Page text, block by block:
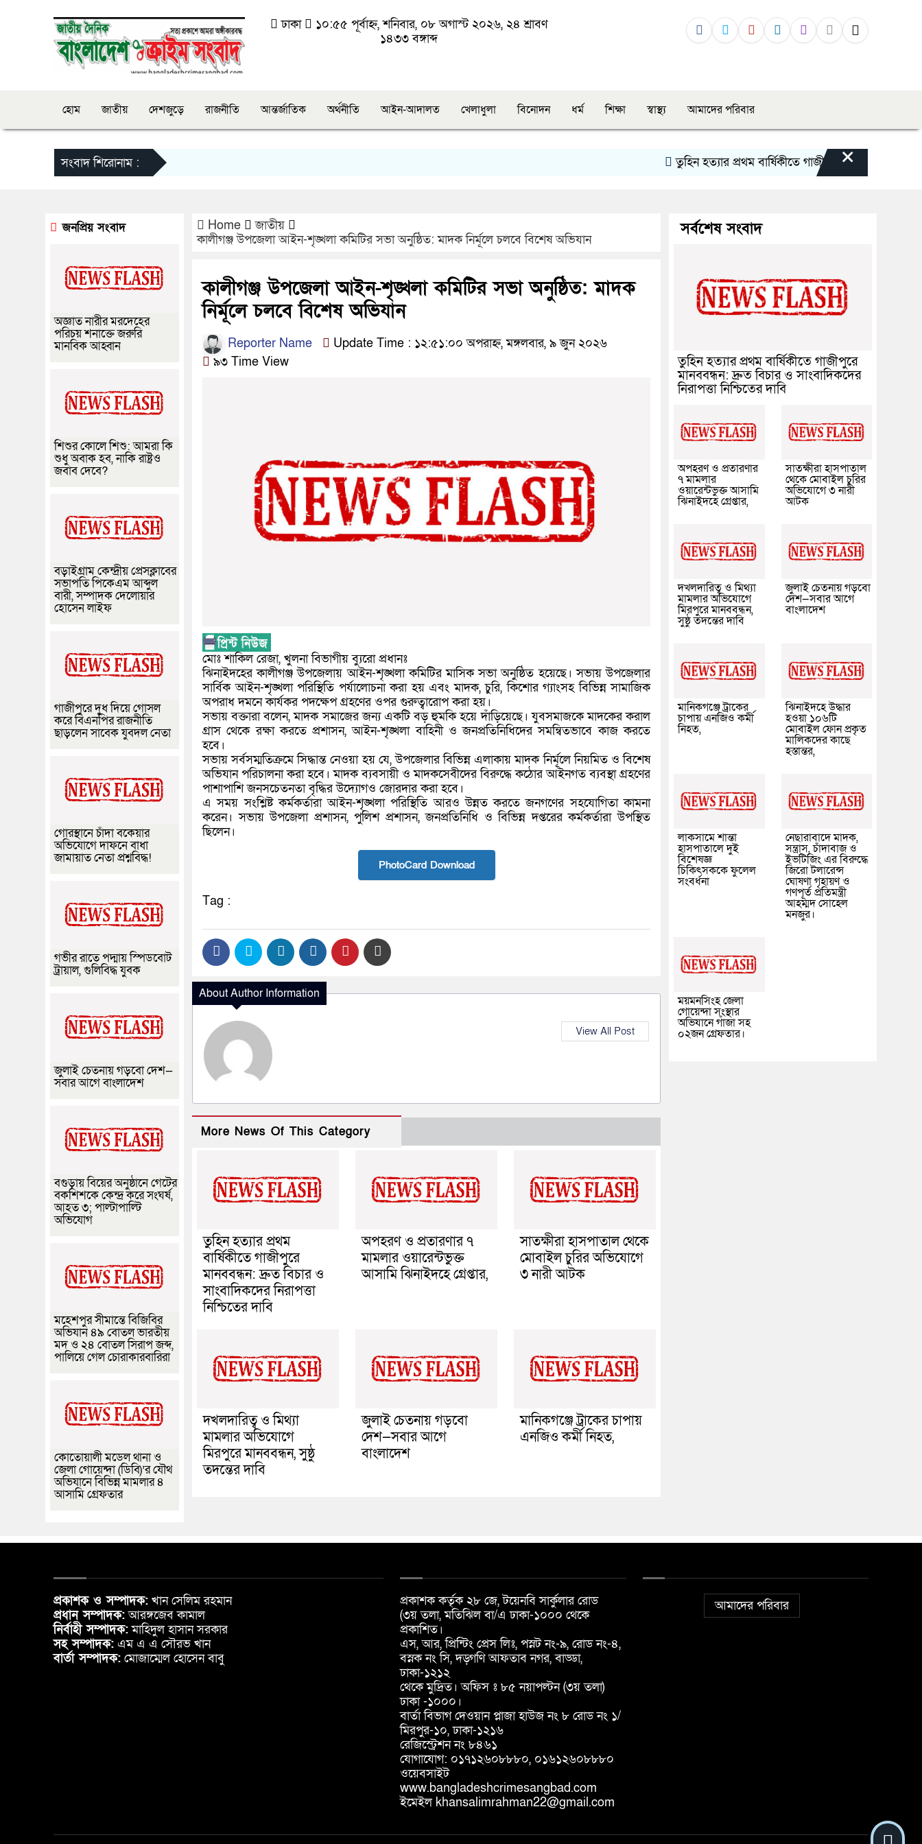
ঢাকা
১০:৫৫ পূর্বাহ্ন, শনিবার, ০৮ অগাস্ট ২০২৬, ২৪ শ্রাবণ
১৪৩৩ বঙ্গাব্দ
হোম জাতীয় দেশজুড়ে রাজনীতি আন্তর্জাতিক অর্থনীতি আইন-আদালত খেলাধুলা বিনোদন ধর্ম শিক্ষা স্বাস্থ্য আমাদের পরিবার
সংবাদ শিরোনাম : তুহিন হত্যার প্রথম বার্ষিকীতে গাজীপুরে মানববন্ধন: দ্রুত বিচার
×
Home
জাতীয়
কালীগঞ্জ উপজেলা আইন-শৃঙ্খলা কমিটির সভা অনুষ্ঠিত: মাদক নির্মূলে চলবে বিশেষ অভিযান
কালীগঞ্জ উপজেলা আইন-শৃঙ্খলা কমিটির সভা অনুষ্ঠিত: মাদক
নির্মূলে চলবে বিশেষ অভিযান
Reporter Name
Update Time : ১২:৫১:০০ অপরাহ্ন, মঙ্গলবার, ৯ জুন ২০২৬
৯৩ Time View
মোঃ শাকিল রেজা, খুলনা বিভাগীয় ব্যুরো প্রধানঃ
ঝিনাইদহের কালীগঞ্জ উপজেলায় আইন-শৃঙ্খলা কমিটির মাসিক সভা অনুষ্ঠিত হয়েছে। সভায় উপজেলার
সার্বিক আইন-শৃঙ্খলা পরিস্থিতি পর্যালোচনা করা হয় এবং মাদক, চুরি, কিশোর গ্যাংসহ বিভিন্ন সামাজিক
অপরাধ দমনে কার্যকর পদক্ষেপ গ্রহণের ওপর গুরুত্বারোপ করা হয়।
সভায় বক্তারা বলেন, মাদক সমাজের জন্য একটি বড় হুমকি হয়ে দাঁড়িয়েছে। যুবসমাজকে মাদকের করাল
গ্রাস থেকে রক্ষা করতে প্রশাসন, আইন-শৃঙ্খলা বাহিনী ও জনপ্রতিনিধিদের সমন্বিতভাবে কাজ করতে
হবে।
সভায় সর্বসম্মতিক্রমে সিদ্ধান্ত নেওয়া হয় যে, উপজেলার বিভিন্ন এলাকায় মাদক নির্মূলে নিয়মিত ও বিশেষ
অভিযান পরিচালনা করা হবে। মাদক ব্যবসায়ী ও মাদকসেবীদের বিরুদ্ধে কঠোর আইনগত ব্যবস্থা গ্রহণের
পাশাপাশি জনসচেতনতা বৃদ্ধির উদ্যোগও জোরদার করা হবে।
এ সময় সংশ্লিষ্ট কর্মকর্তারা আইন-শৃঙ্খলা পরিস্থিতি আরও উন্নত করতে জনগণের সহযোগিতা কামনা
করেন। সভায় উপজেলা প্রশাসন, পুলিশ প্রশাসন, জনপ্রতিনিধি ও বিভিন্ন দপ্তরের কর্মকর্তারা উপস্থিত
ছিলেন।
PhotoCard Download
Tag :
About Author Information
View All Post
More News Of This Category
তুহিন হত্যার প্রথম
বার্ষিকীতে গাজীপুরে
মানববন্ধন: দ্রুত বিচার ও
সাংবাদিকদের নিরাপত্তা
নিশ্চিতের দাবি
অপহরণ ও প্রতারণার ৭
মামলার ওয়ারেন্টভুক্ত
আসামি ঝিনাইদহে গ্রেপ্তার,
সাতক্ষীরা হাসপাতাল থেকে
মোবাইল চুরির অভিযোগে
৩ নারী আটক
দখলদারিত্ব ও মিথ্যা
মামলার অভিযোগে
মিরপুরে মানববন্ধন, সুষ্ঠু
তদন্তের দাবি
জুলাই চেতনায় গড়বো
দেশ—সবার আগে
বাংলাদেশ
মানিকগঞ্জে ট্রাকের চাপায়
এনজিও কর্মী নিহত,
জনপ্রিয় সংবাদ
অজ্ঞাত নারীর মরদেহের
পরিচয় শনাক্তে জরুরি
মানবিক আহ্বান
শিশুর কোলে শিশু: আমরা কি
শুধু অবাক হব, নাকি রাষ্ট্রও
জবাব দেবে?
বড়াইগ্রাম কেন্দ্রীয় প্রেসক্লাবের
সভাপতি পিকেএম আব্দুল
বারী, সম্পাদক দেলোয়ার
হোসেন লাইফ
গাজীপুরে দুধ দিয়ে গোসল
করে বিএনপির রাজনীতি
ছাড়লেন সাবেক যুবদল নেতা
গোরস্থানে চাঁদা বকেয়ার
অভিযোগে দাফনে বাধা
জামায়াত নেতা প্রশ্নবিদ্ধ!
গভীর রাতে পদ্মায় স্পিডবোট
ট্রায়াল, গুলিবিদ্ধ যুবক
জুলাই চেতনায় গড়বো দেশ—
সবার আগে বাংলাদেশ
বগুড়ায় বিয়ের অনুষ্ঠানে গেটের
বকশিশকে কেন্দ্র করে সংঘর্ষ,
আহত ৩; পাল্টাপাল্টি
অভিযোগ
মহেশপুর সীমান্তে বিজিবির
অভিযান ৪৯ বোতল ভারতীয়
মদ ও ২৪ বোতল সিরাপ জব্দ,
পালিয়ে গেল চোরাকারবারিরা
কোতোয়ালী মডেল থানা ও
জেলা গোয়েন্দা (ডিবি)’র যৌথ
অভিযানে বিভিন্ন মামলার ৪
আসামি গ্রেফতার
সর্বশেষ সংবাদ
তুহিন হত্যার প্রথম বার্ষিকীতে গাজীপুরে
মানববন্ধন: দ্রুত বিচার ও সাংবাদিকদের
নিরাপত্তা নিশ্চিতের দাবি
অপহরণ ও প্রতারণার
৭ মামলার
ওয়ারেন্টভুক্ত আসামি
ঝিনাইদহে গ্রেপ্তার,
সাতক্ষীরা হাসপাতাল
থেকে মোবাইল চুরির
অভিযোগে ৩ নারী
আটক
দখলদারিত্ব ও মিথ্যা
মামলার অভিযোগে
মিরপুরে মানববন্ধন,
সুষ্ঠু তদন্তের দাবি
জুলাই চেতনায় গড়বো
দেশ—সবার আগে
বাংলাদেশ
মানিকগঞ্জে ট্রাকের
চাপায় এনজিও কর্মী
নিহত,
ঝিনাইদহে উদ্ধার
হওয়া ১০৬টি
মোবাইল ফোন প্রকৃত
মালিকদের কাছে
হস্তান্তর,
লাকসামে শান্তা
হাসপাতালে দুই
বিশেষজ্ঞ
চিকিৎসককে ফুলেল
সংবর্ধনা
নেছারাবাদে মাদক,
সন্ত্রাস, চাঁদাবাজ ও
ইভটিজিং এর বিরুদ্ধে
জিরো টলারেন্স
ঘোষণা গৃহায়ণ ও
গণপূর্ত প্রতিমন্ত্রী
আহম্মদ সোহেল
মনজুর।
ময়মনসিংহ জেলা
গোয়েন্দা সংস্থার
অভিযানে গাঁজা সহ
০২জন গ্রেফতার।
প্রকাশক ও সম্পাদক: খান সেলিম রহমান
প্রধান সম্পাদক:আরঙ্গজেব কামাল
নির্বাহী সম্পাদক:মাহিদুল হাসান সরকার
সহ সম্পাদক: এম এ এ সৌরভ খান
বার্তা সম্পাদক: মোজাম্মেল হোসেন বাবু
প্রকাশক কর্তৃক ২৮ জে, টয়েনবি সার্কুলার রোড
(৩য় তলা, মতিঝিল বা/এ ঢাকা-১০০০ থেকে
প্রকাশিত।
এস, আর, প্রিন্টিং প্রেস লিঃ, পস্নট নং-৯, রোড নং-৪,
বস্নক নং সি, দড়্গণি আফতাব নগর, বাড্ডা,
ঢাকা-১২১২
থেকে মুদ্রিত। অফিস ঃ ৮৫ নয়াপল্টন (৩য় তলা)
ঢাকা -১০০০।
বার্তা বিভাগ দেওয়ান প্লাজা হাউজ নং ৮ রোড নং ১/
মিরপুর-১০, ঢাকা-১২১৬
রেজিস্ট্রেশন নং ৮৪৬১
যোগাযোগ: ০১৭১২৬০৮৮৮০, ০১৬১২৬০৮৮৮০
ওয়েবসাইট
www.bangladeshcrimesangbad.com
ইমেইল khansalimrahman22@gmail.com
আমাদের পরিবার